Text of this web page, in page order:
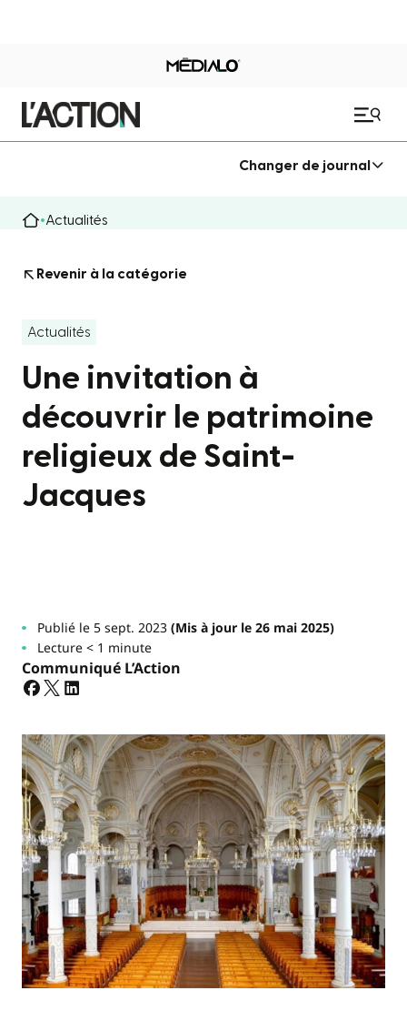
Changer de journal
Actualités
Revenir à la catégorie
Actualités
Une invitation à
découvrir le patrimoine
religieux de Saint-
Jacques
Publié le 5 sept. 2023(Mis à jour le 26 mai 2025)
Lecture < 1 minute
Communiqué L’Action